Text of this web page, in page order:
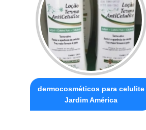
dermocosméticos para celulite
Jardim América